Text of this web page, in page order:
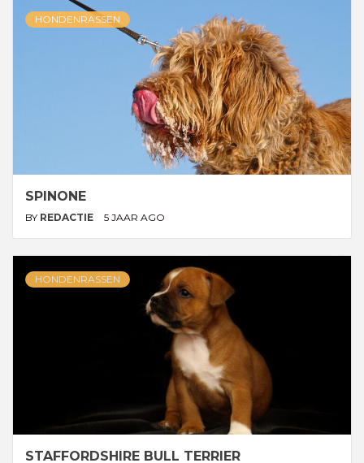
HONDENRASSEN
SPINONE
BY REDACTIE 5 JAAR AGO
HONDENRASSEN
STAFFORDSHIRE BULL TERRIER